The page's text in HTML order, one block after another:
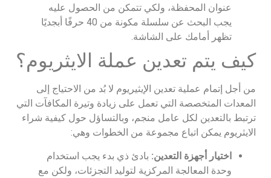
عنوان المحفظة، ولكي تتمكن من الحصول عليه
يجب البحث عن سلسلة مكونة من 40 حرفًا أبجديًا
تظهر أمامك على الشاشة.
كيف يتم تعدين عملة الايثريوم؟
من أجل إتمام عملية تعدين الإيثيريوم لا بُد من الاحتياج إلى
المعدات المتخصصة التي تعمل على زيادة وتيرة المكافآت التي
ترتبط بالتعدين لكل عامل منجم، وبالتساؤل حول كيفية شراء
الايثريوم يمكن اتباع مجموعة من الخطوات وهي:
اختيار أجهزة التعدين: بادئ ذي بدء يجب استخدام
وحدة المعالجة المركزية لتوليد التجزئات، ولكن مع